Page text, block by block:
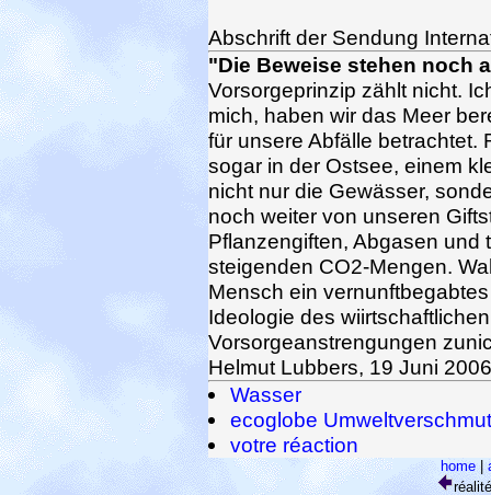
Abschrift der Sendung
"Die Beweise stehen noch
Vorsorgeprinzip zählt nicht.
mich, haben wir das Meer
für unsere Abfälle betrachtet.
sogar in der Ostsee, einem
nicht nur die Gewässer,
noch weiter von unseren
Pflanzengiften, Abgasen und
steigenden CO2-Mengen.
Mensch ein
Ideologie des
Vorsorgeanstrengungen
Helmut Lubbers, 19 Juni 2006
Wasser
ecoglobe
votre réaction
home